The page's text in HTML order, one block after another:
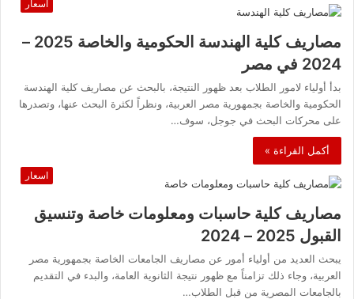
اسعار
مصاريف كلية الهندسة الحكومية والخاصة 2025 –
2024 في مصر
بدأ أولياء لامور الطلاب بعد ظهور النتيجة، بالبحث عن مصاريف كلية الهندسة
الحكومية والخاصة بجمهورية مصر العربية، ونظراً لكثرة البحث عنها، وتصدرها
على محركات البحث في جوجل، سوف…
أكمل القراءة »
اسعار
مصاريف كلية حاسبات ومعلومات خاصة وتنسيق
القبول 2025 – 2024
يبحث العديد من أولياء أمور عن مصاريف الجامعات الخاصة بجمهورية مصر
العربية، وجاء ذلك تزامناً مع ظهور نتيجة الثانوية العامة، والبدء في التقديم
بالجامعات المصرية من قبل الطلاب…